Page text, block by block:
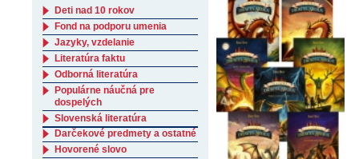
Deti nad 10 rokov
Fond na podporu umenia
Jazyky, vzdelanie
Literatúra faktu
Odborná literatúra
Populárne náučná pre
dospelých
Slovenská literatúra
Darčekové predmety a ostatné
Hovorené slovo